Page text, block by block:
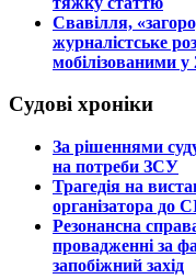
​Свавілля,
журналістське
мобілізованими
Судові хроніки
​За рішеннями
на потреби ЗСУ
​Трагедія на
організатора до
​Резонансна
провадженні за
запобіжний захід